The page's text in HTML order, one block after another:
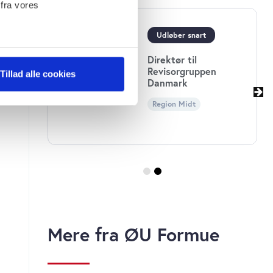
vores
og til at analysere
sociale medier,
Tillad alle cookies
Økonomichef til
Børne-og
Ungdomsforvaltningen
i Københavns
Mere fra ØU Formue